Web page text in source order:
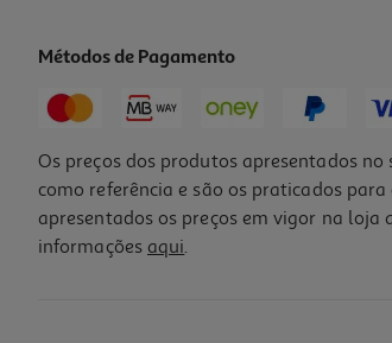
-10%
Métodos de Pagamento
Os preços dos produtos apresentados
como referência e são os praticados
apresentados os preços em vigor na
informações aqui.